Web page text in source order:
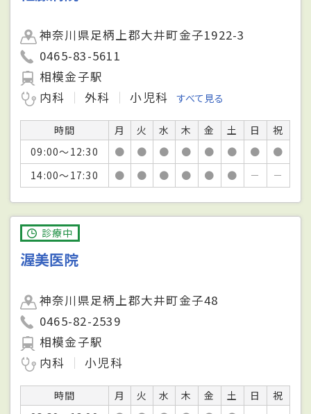
神奈川県足柄上郡大井町金子1922-3
0465-83-5611
相模金子駅
内科
外科 小児科 すべて見る
時間 月 火 水 木 金 土 日
祝
09:00～12:30
● ● ● ● ● ● ●
●
14:00～17:30
● ● ● ● ● ● － －
診療中
渥美医院
神奈川県足柄上郡大井町金子48
0465-82-2539
相模金子駅
内科
小児科
時間 月 火 水 木 金 土 日
祝